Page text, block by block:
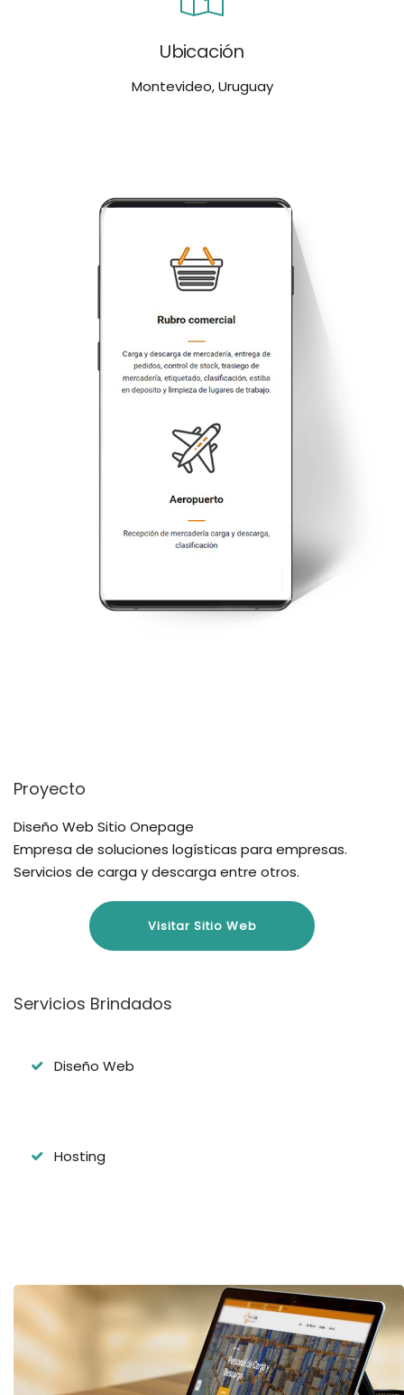
Ubicación
Montevideo, Uruguay
Proyecto
Diseño Web Sitio Onepage
Empresa de soluciones logísticas para empresas.
Servicios de carga y descarga entre otros.
Visitar Sitio Web
Servicios Brindados
Diseño Web
Hosting